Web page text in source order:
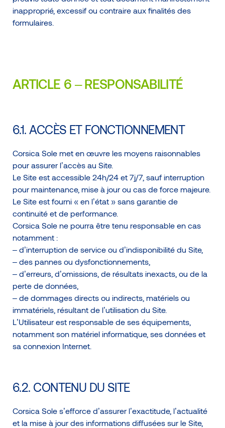
inapproprié, excessif ou contraire aux finalités des
formulaires.
ARTICLE 6 – RESPONSABILITÉ
6.1. ACCÈS ET FONCTIONNEMENT
Corsica Sole met en œuvre les moyens raisonnables
pour assurer l’accès au Site.
Le Site est accessible 24h/24 et 7j/7, sauf interruption
pour maintenance, mise à jour ou cas de force majeure.
Le Site est fourni « en l’état » sans garantie de
continuité et de performance.
Corsica Sole ne pourra être tenu responsable en cas
notamment :
– d’interruption de service ou d’indisponibilité du Site,
– des pannes ou dysfonctionnements,
– d’erreurs, d’omissions, de résultats inexacts, ou de la
perte de données,
– de dommages directs ou indirects, matériels ou
immatériels, résultant de l’utilisation du Site.
L’Utilisateur est responsable de ses équipements,
notamment son matériel informatique, ses données et
sa connexion Internet.
6.2. CONTENU DU SITE
Corsica Sole s’efforce d’assurer l’exactitude, l’actualité
et la mise à jour des informations diffusées sur le Site,